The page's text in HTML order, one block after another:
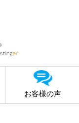
お客様の声